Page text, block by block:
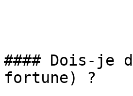
#### Dois-je
fortune) ?